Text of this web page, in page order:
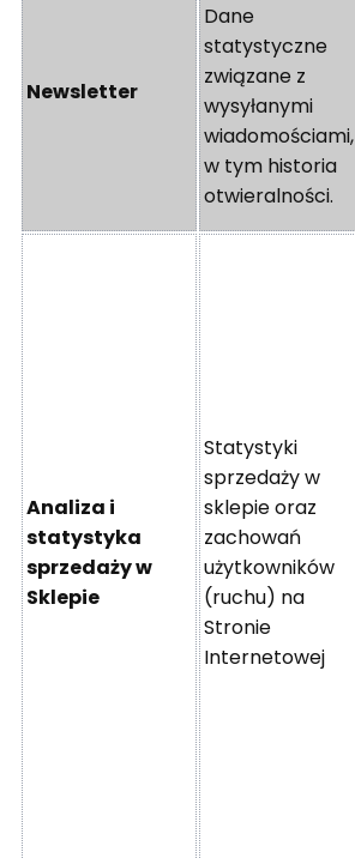
Newsletter
Dane
statystyczne
związane z
wysyłanymi
wiadomościami,
w tym historia
otwieralności.
Analiza i
statystyka
sprzedaży w
Sklepie
Statystyki
sprzedaży w
sklepie oraz
zachowań
użytkowników
(ruchu) na
Stronie
Internetowej